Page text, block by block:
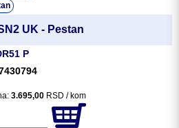
UK - Pestan
P
3.695,00 RSD / kom